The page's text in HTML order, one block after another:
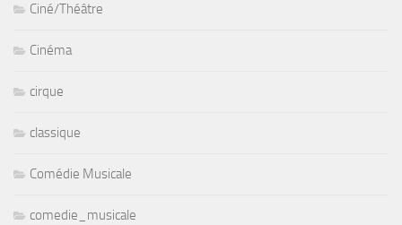
Ciné/Théâtre
Cinéma
cirque
classique
Comédie Musicale
comedie_musicale